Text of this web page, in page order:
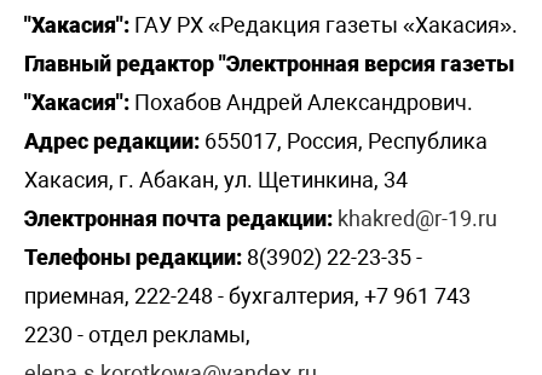
"Хакасия": ГАУ РХ «Редакция газеты «Хакасия».
Главный редактор "Электронная версия газеты
"Хакасия": Похабов Андрей Александрович.
Адрес редакции: 655017, Россия, Республика
Хакасия, г. Абакан, ул. Щетинкина, 34
Электронная почта редакции: khakred@r-19.ru
Телефоны редакции: 8(3902) 22-23-35 -
приемная, 222-248 - бухгалтерия, +7 961 743
2230 - отдел рекламы,